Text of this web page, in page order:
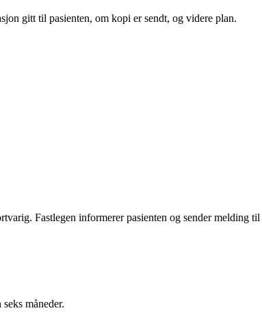
gitt til pasienten, om kopi er sendt, og videre plan.
Fastlegen informerer pasienten og sender melding
måneder.